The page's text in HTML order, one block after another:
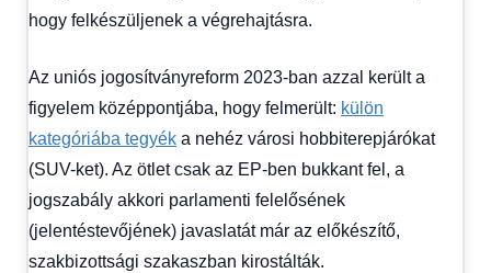
hogy felkészüljenek a végrehajtásra.
Az uniós jogosítványreform 2023-ban azzal került a
figyelem középpontjába, hogy felmerült: külön
kategóriába tegyék a nehéz városi hobbiterepjárókat
(SUV-ket). Az ötlet csak az EP-ben bukkant fel, a
jogszabály akkori parlamenti felelősének
(jelentéstevőjének) javaslatát már az előkészítő,
szakbizottsági szakaszban kirostálták.